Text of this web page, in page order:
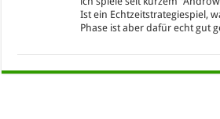
Ist ein Echtzeitstrategiespiel,
Phase ist aber dafür echt gut